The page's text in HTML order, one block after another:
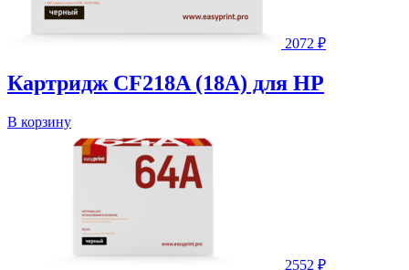
2072 ₽
Картридж CF218A (18A) для HP
В корзину
2552 ₽